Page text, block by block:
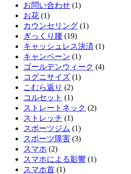
お問い合わせ (1)
お花 (1)
カウンセリング (1)
ぎっくり腰 (19)
キャッシュレス決済 (1)
キャンペーン (1)
ゴールデンウィーク (4)
コグニサイズ (1)
こむら返り (2)
コルセット (1)
ストレートネック (2)
ストレッチ (1)
スポーツジム (1)
スポーツ障害 (3)
スマホ (2)
スマホによる影響 (1)
スマホ首 (1)